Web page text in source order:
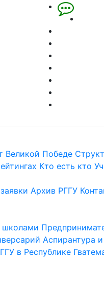
Великой Победе
Кто есть кто
Архив РГГУ
школами
Аспирантура
в Республике